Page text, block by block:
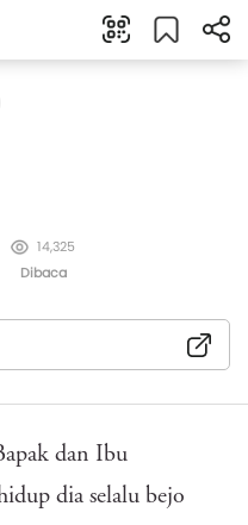
14,325
Dibaca
dan Ibu
dia selalu bejo